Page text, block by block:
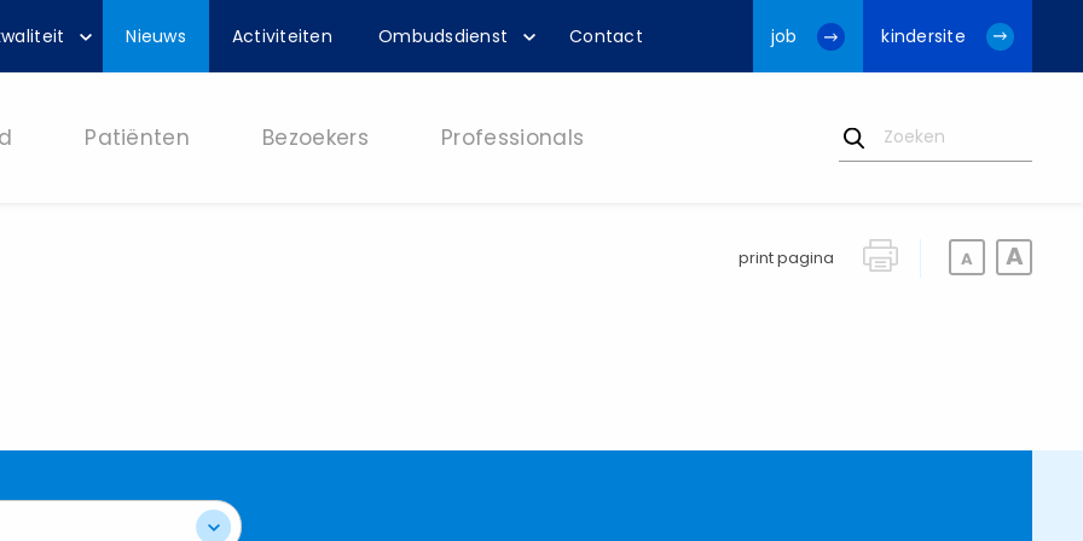
Nieuws Activiteiten Ombudsdienst Contact job kindersite
Patiënten Bezoekers Professionals
print pagina